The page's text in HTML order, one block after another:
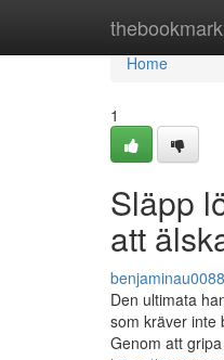
Home
Home
1
Släpp
att
benjaminau0088
Den ultimata
som kräver inte
Genom att